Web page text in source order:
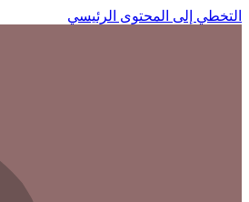
التخطي إلى المحتوى الرئيسي